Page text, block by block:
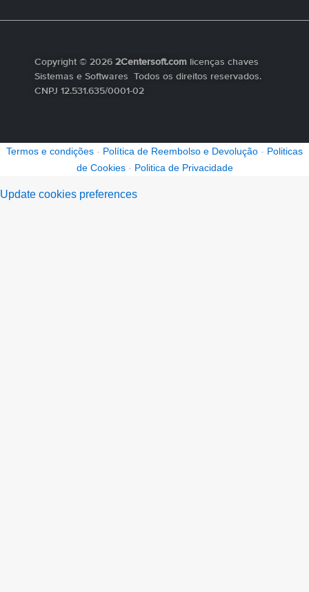
Copyright © 2026 2Centersoft.com licenças chaves
Sistemas e Softwares Todos os direitos reservados.
CNPJ 12.531.635/0001-02
Termos e condições - Política de Reembolso e Devolução - Politicas
de Cookies- Politica de Privacidade
Update cookies preferences